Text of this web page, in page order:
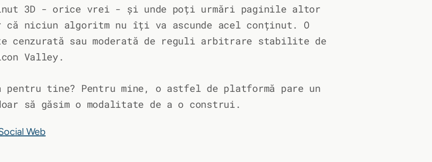
3D - orice vrei - și unde poți urmări paginile altor
că niciun algoritm nu îți va ascunde acel conținut. O
cenzurată sau moderată de reguli arbitrare stabilite de
Valley.
pentru tine? Pentru mine, o astfel de platformă pare un
să găsim o modalitate de a o construi.
Web